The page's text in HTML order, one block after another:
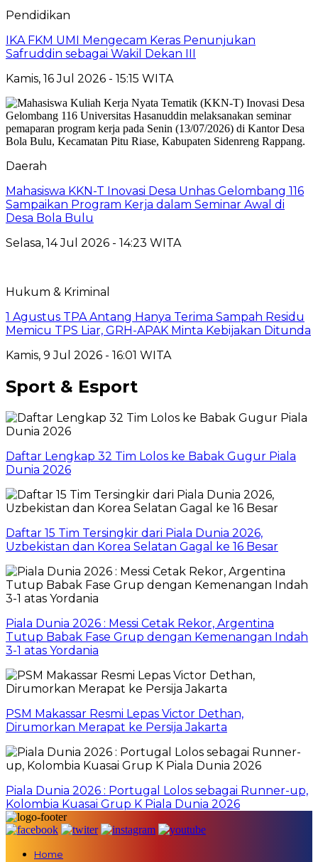
Pendidikan
IKA FKM UMI Mengecam Keras Penunjukan
Safruddin sebagai Wakil Dekan III
Kamis, 16 Jul 2026 - 15:15 WITA
Daerah
Mahasiswa KKN-T Inovasi Desa Unhas Gelombang 116
Sampaikan Program Kerja dalam Seminar Awal di
Desa Bola Bulu
Selasa, 14 Jul 2026 - 14:23 WITA
Hukum & Kriminal
1 Agustus TPA Antang Hanya Terima Sampah Residu
Memicu TPS Liar, GRH-APAK Minta Kebijakan Ditunda
Kamis, 9 Jul 2026 - 16:01 WITA
Sport & Esport
Daftar Lengkap 32 Tim Lolos ke Babak Gugur Piala
Dunia 2026
Daftar 15 Tim Tersingkir dari Piala Dunia 2026,
Uzbekistan dan Korea Selatan Gagal ke 16 Besar
Piala Dunia 2026 : Messi Cetak Rekor, Argentina
Tutup Babak Fase Grup dengan Kemenangan Indah
3-1 atas Yordania
PSM Makassar Resmi Lepas Victor Dethan,
Dirumorkan Merapat ke Persija Jakarta
Piala Dunia 2026 : Portugal Lolos sebagai Runner-up,
Kolombia Kuasai Grup K Piala Dunia 2026
Home